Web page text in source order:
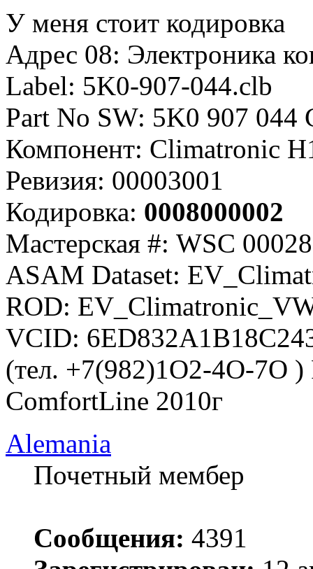
У меня стоит кодировка
Адрес 08: Электроника
Label: 5K0-907-044.clb
Part No SW: 5K0 907 044
Компонент: Climatronic
Ревизия: 00003001
Кодировка: 0008000002
Мастерская #: WSC
ASAM Dataset:
ROD:
VCID:
(тел. +7(982)1O2-4O-7O
ComfortLine 2010г
Alemania
Почетный мембер
Сообщения: 4391